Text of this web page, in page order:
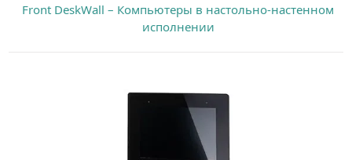
Front DeskWall – Компьютеры в настольно-настенном
исполнении